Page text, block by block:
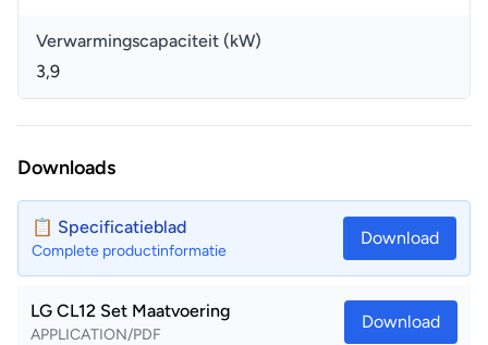
Verwarmingscapaciteit (kW)
3,9
Downloads
📋 Specificatieblad
Complete productinformatie
Download
LG CL12 Set Maatvoering
APPLICATION/PDF
Download